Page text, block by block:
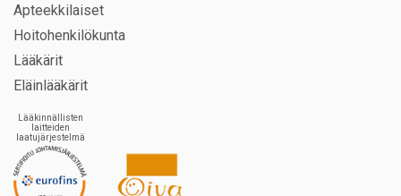
Apteekkilaiset
Hoitohenkilökunta
Lääkärit
Eläinlääkärit
Lääkinnällisten
laitteiden
laatujärjestelmä